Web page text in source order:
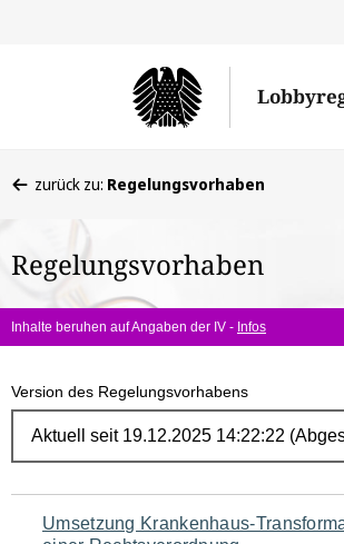
befinden
hier:
zurück zu: Regelungsvorhaben
Regelungsvorhaben
Inhalte beruhen auf Angaben der IV - Infos
Version des Regelungsvorhabens
Navigation
Umsetzung Krankenhaus-